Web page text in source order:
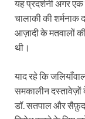
यह प्रदर्शनी अगर
चालाकी की शर्मनाक
आज़ादी के मतवालों
थी।
याद रहे कि
समकालीन दस्तावेज़ों
डॉ. सतपाल और